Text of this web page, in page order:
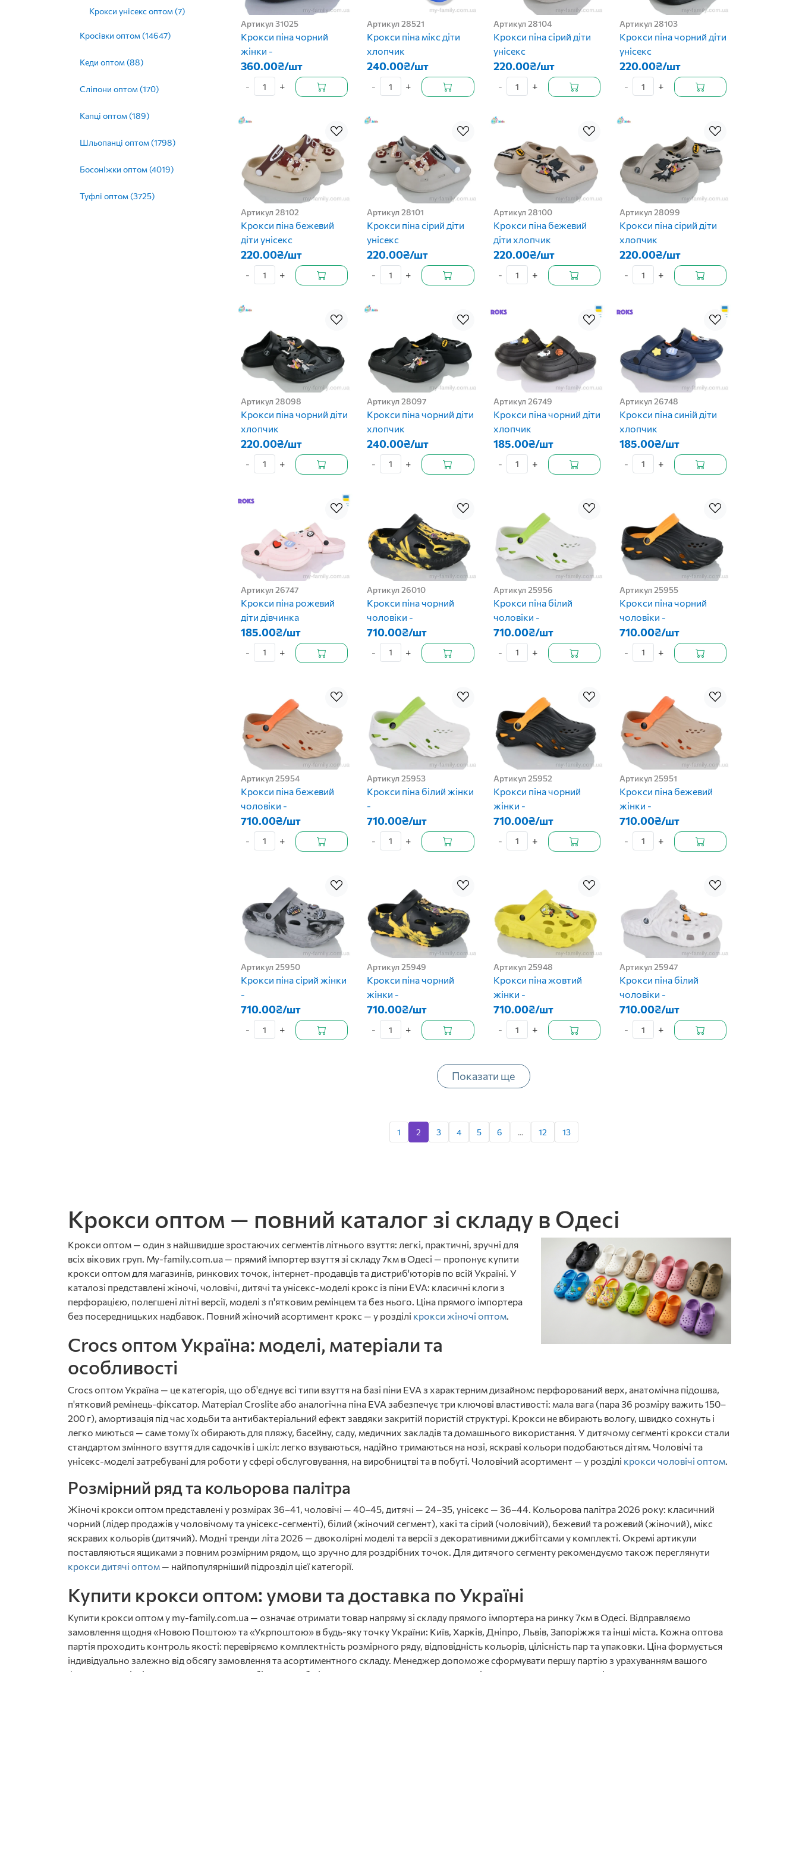
Крокси унісекс оптом (7)
Кросівки оптом (14647)
Кеди оптом (88)
Сліпони оптом (170)
Капці оптом (189)
Шльопанці оптом (1798)
Босоніжки оптом (4019)
Туфлі оптом (3725)
Артикул 31025
Крокси піна чорний
жінки -
360.00₴/шт
- +
Артикул 28521
Крокси піна мікс діти
хлопчик
240.00₴/шт
- +
Артикул 28104
Крокси піна сірий діти
унісекс
220.00₴/шт
- +
Артикул 28103
Крокси піна чорний діти
унісекс
220.00₴/шт
- +
Артикул 28102
Крокси піна бежевий
діти унісекс
220.00₴/шт
- +
Артикул 28101
Крокси піна сірий діти
унісекс
220.00₴/шт
- +
Артикул 28100
Крокси піна бежевий
діти хлопчик
220.00₴/шт
- +
Артикул 28099
Крокси піна сірий діти
хлопчик
220.00₴/шт
- +
Артикул 28098
Крокси піна чорний діти
хлопчик
220.00₴/шт
- +
Артикул 28097
Крокси піна чорний діти
хлопчик
240.00₴/шт
- +
Артикул 26749
Крокси піна чорний діти
хлопчик
185.00₴/шт
- +
Артикул 26748
Крокси піна синій діти
хлопчик
185.00₴/шт
- +
Артикул 26747
Крокси піна рожевий
діти дівчинка
185.00₴/шт
- +
Артикул 26010
Крокси піна чорний
чоловіки -
710.00₴/шт
- +
Артикул 25956
Крокси піна білий
чоловіки -
710.00₴/шт
- +
Артикул 25955
Крокси піна чорний
чоловіки -
710.00₴/шт
- +
Артикул 25954
Крокси піна бежевий
чоловіки -
710.00₴/шт
- +
Артикул 25953
Крокси піна білий жінки
-
710.00₴/шт
- +
Артикул 25952
Крокси піна чорний
жінки -
710.00₴/шт
- +
Артикул 25951
Крокси піна бежевий
жінки -
710.00₴/шт
- +
Артикул 25950
Крокси піна сірий жінки
-
710.00₴/шт
- +
Артикул 25949
Крокси піна чорний
жінки -
710.00₴/шт
- +
Артикул 25948
Крокси піна жовтий
жінки -
710.00₴/шт
- +
Артикул 25947
Крокси піна білий
чоловіки -
710.00₴/шт
- +
Показати ще
1 2 3 4 5 6 ... 12 13
Крокси оптом — повний каталог зі складу в Одесі
Крокси оптом — один з найшвидше зростаючих сегментів літнього взуття: легкі, практичні, зручні для
всіх вікових груп. My-family.com.ua — прямий імпортер взуття зі складу 7км в Одесі — пропонує купити
крокси оптом для магазинів, ринкових точок, інтернет-продавців та дистриб'юторів по всій Україні. У
каталозі представлені жіночі, чоловічі, дитячі та унісекс-моделі крокс із піни EVA: класичні клоги з
перфорацією, полегшені літні версії, моделі з п'ятковим ремінцем та без нього. Ціна прямого імпортера
без посередницьких надбавок. Повний жіночий асортимент крокс — у розділі крокси жіночі оптом.
Crocs оптом Україна: моделі, матеріали та
особливості
Crocs оптом Україна — це категорія, що об'єднує всі типи взуття на базі піни EVA з характерним дизайном: перфорований верх, анатомічна підошва,
п'ятковий ремінець-фіксатор. Матеріал Croslite або аналогічна піна EVA забезпечує три ключові властивості: мала вага (пара 36 розміру важить 150–
200 г), амортизація під час ходьби та антибактеріальний ефект завдяки закритій пористій структурі. Крокси не вбирають вологу, швидко сохнуть і
легко миються — саме тому їх обирають для пляжу, басейну, саду, медичних закладів та домашнього використання. У дитячому сегменті крокси стали
стандартом змінного взуття для садочків і шкіл: легко взуваються, надійно тримаються на нозі, яскраві кольори подобаються дітям. Чоловічі та
унісекс-моделі затребувані для роботи у сфері обслуговування, на виробництві та в побуті. Чоловічий асортимент — у розділі крокси чоловічі оптом.
Розмірний ряд та кольорова палітра
Жіночі крокси оптом представлені у розмірах 36–41, чоловічі — 40–45, дитячі — 24–35, унісекс — 36–44. Кольорова палітра 2026 року: класичний
чорний (лідер продажів у чоловічому та унісекс-сегменті), білий (жіночий сегмент), хакі та сірий (чоловічий), бежевий та рожевий (жіночий), мікс
яскравих кольорів (дитячий). Модні тренди літа 2026 — двоколірні моделі та версії з декоративними джибітсами у комплекті. Окремі артикули
поставляються ящиками з повним розмірним рядом, що зручно для роздрібних точок. Для дитячого сегменту рекомендуємо також переглянути
крокси дитячі оптом — найпопулярніший підрозділ цієї категорії.
Купити крокси оптом: умови та доставка по Україні
Купити крокси оптом у my-family.com.ua — означає отримати товар напряму зі складу прямого імпортера на ринку 7км в Одесі. Відправляємо
замовлення щодня «Новою Поштою» та «Укрпоштою» в будь-яку точку України: Київ, Харків, Дніпро, Львів, Запоріжжя та інші міста. Кожна оптова
партія проходить контроль якості: перевіряємо комплектність розмірного ряду, відповідність кольорів, цілісність пар та упаковки. Ціна формується
індивідуально залежно від обсягу замовлення та асортиментного складу. Менеджер допоможе сформувати першу партію з урахуванням вашого
формату торгівлі: ринкова точка, магазин біля дому або інтернет-продаж. Для розширення літнього асортименту поруч із кроксами тримайте